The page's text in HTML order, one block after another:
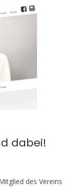
dabei!
des Vereins